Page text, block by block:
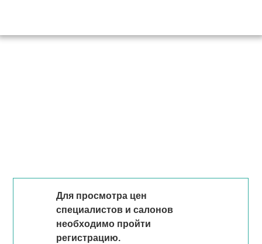
Для просмотра цен
специалистов и салонов
необходимо пройти
регистрацию.